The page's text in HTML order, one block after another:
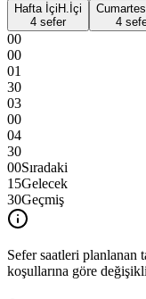
Hafta İçi H.İçi
4 sefer
4
00
00
01
30
03
00
04
30
00Sıradaki
15Gelecek
30Geçmiş
Sefer saatleri planlanan
koşullarına göre